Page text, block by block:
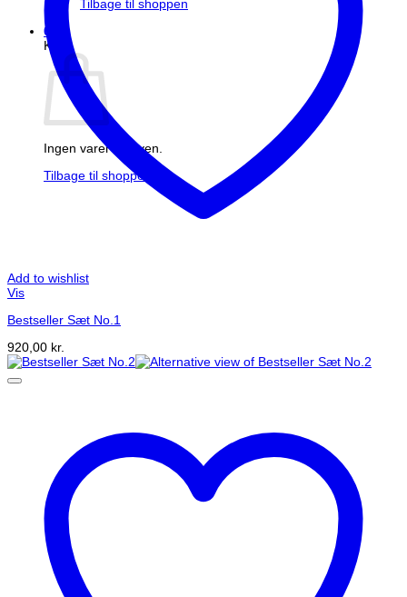
Tilbage til shoppen
0
Kurv
Ingen varer i kurven.
Tilbage til shoppen
Add to wishlist
Vis
Bestseller Sæt No.1
920,00 kr.